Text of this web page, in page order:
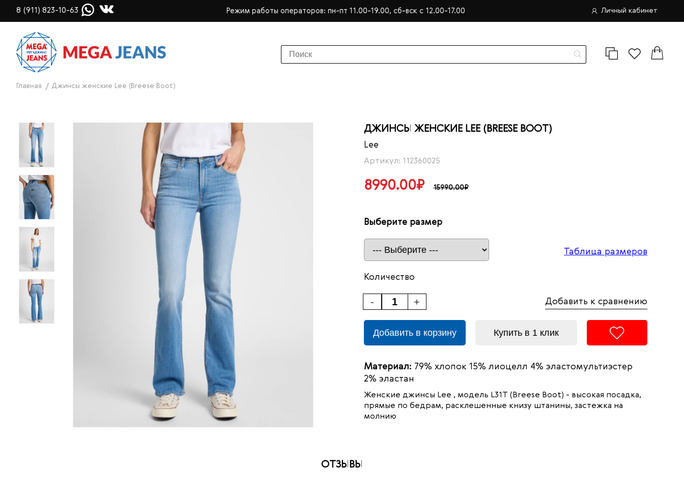
8 (911) 823-10-63 Режим работы операторов: пн-пт 11.00-19.00, сб-вск с 12.00-17.00 Личный кабинет
Главная Джинсы женские Lee (Breese Boot)
ДЖИНСЫ ЖЕНСКИЕ LEE (BREESE BOOT)
Lee
Артикул: 112360025
8990.00₽ 15990.00₽
Выберите размер
Таблица размеров
Количество
+
- Добавить к сравнению
Добавить в корзину Купить в 1 клик
Материал: 79% хлопок 15% лиоцелл 4% эластомультиэстер
2% эластан
Женские джинсы Lee , модель L31T (Breese Boot) - высокая посадка,
прямые по бедрам, расклешенные книзу штанины, застежка на
молнию
ОТЗЫВЫ